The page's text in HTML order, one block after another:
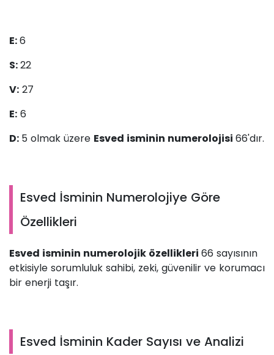
E:6
S:22
V: 27
E: 6
D: 5 olmak üzere Esved isminin numerolojisi 66'dır.
Esved İsminin Numerolojiye Göre
Özellikleri
Esved isminin numerolojik özellikleri 66 sayısının
etkisiyle sorumluluk sahibi, zeki, güvenilir ve korumacı
bir enerji taşır.
Esved İsminin Kader Sayısı ve Analizi